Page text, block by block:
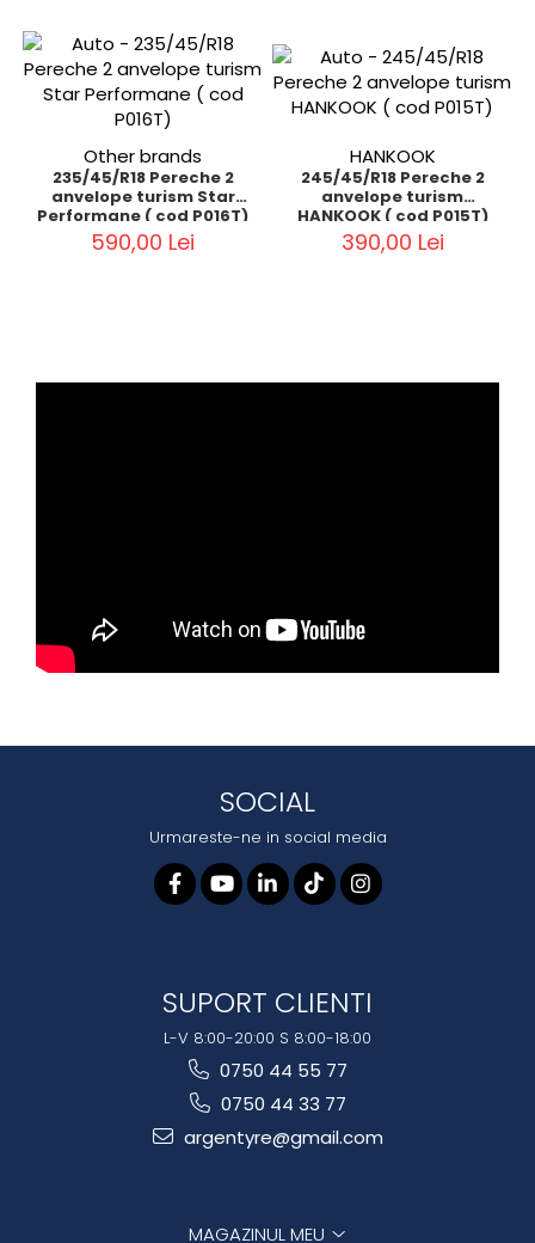
Other brands
235/45/R18 Pereche 2
anvelope turism Star
Performane ( cod P016T)
590,00 Lei
HANKOOK
245/45/R18 Pereche 2
anvelope turism
HANKOOK ( cod P015T)
390,00 Lei
SOCIAL
Urmareste-ne in social media
SUPORT CLIENTI
L-V 8:00-20:00 S 8:00-18:00
0750 44 55 77
0750 44 33 77
argentyre@gmail.com
MAGAZINUL MEU